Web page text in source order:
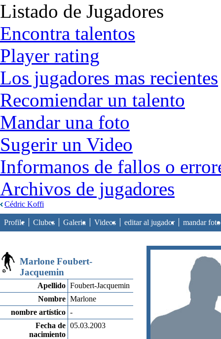
Listado de Jugadores
Encontra talentos
Player rating
Los jugadores mas recientes
Recomiendar un talento
Mandar una foto
Sugerir un Video
Informanos de fallos o
Archivos de jugadores
Cédric Koffi
Profile Clubes Galeria Videos editar al jugador mandar foto
Marlone Foubert-
Jacquemin
Apellido Foubert-Jacquemin
Nombre Marlone
nombre artístico -
Fecha de
nacimiento
05.03.2003